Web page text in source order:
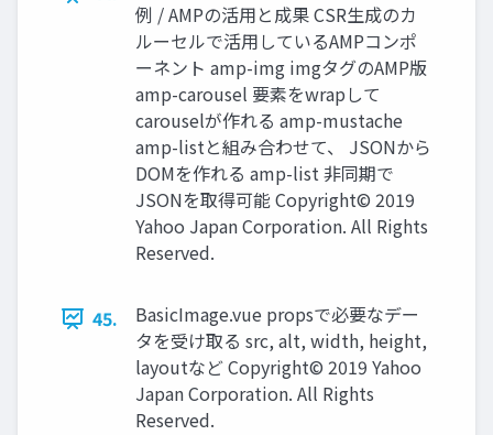
例 / AMPの活用と成果 CSR生成のカ
ルーセルで活用しているAMPコンポ
ーネント amp-img imgタグのAMP版
amp-carousel 要素をwrapして
carouselが作れる amp-mustache
amp-listと組み合わせて、 JSONから
DOMを作れる amp-list 非同期で
JSONを取得可能 Copyright© 2019
Yahoo Japan Corporation. All Rights
Reserved.
45.
BasicImage.vue propsで必要なデー
タを受け取る src, alt, width, height,
layoutなど Copyright© 2019 Yahoo
Japan Corporation. All Rights
Reserved.